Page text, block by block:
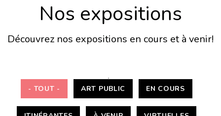
Nos expositions
Découvrez nos expositions en cours et à venir!
- TOUT - ART PUBLIC EN COURS